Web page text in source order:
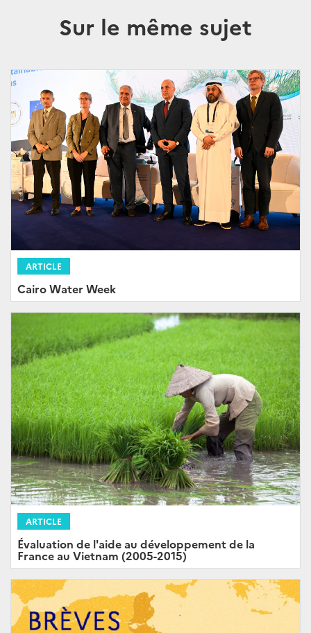
Sur le même sujet
ARTICLE
Cairo Water Week
ARTICLE
Évaluation de l'aide au développement de la
France au Vietnam (2005-2015)